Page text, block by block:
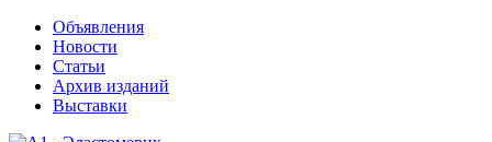
Объявления
Новости
Статьи
Архив изданий
Выставки